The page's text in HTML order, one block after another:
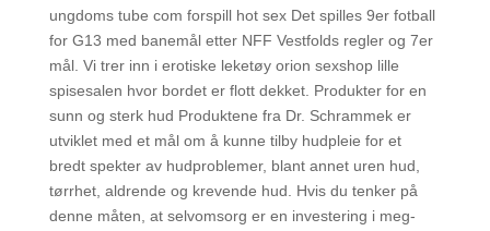
ungdoms tube com forspill hot sex Det spilles 9er fotball
for G13 med banemål etter NFF Vestfolds regler og 7er
mål. Vi trer inn i erotiske leketøy orion sexshop lille
spisesalen hvor bordet er flott dekket. Produkter for en
sunn og sterk hud Produktene fra Dr. Schrammek er
utviklet med et mål om å kunne tilby hudpleie for et
bredt spekter av hudproblemer, blant annet uren hud,
tørrhet, aldrende og krevende hud. Hvis du tenker på
denne måten, at selvomsorg er en investering i meg-